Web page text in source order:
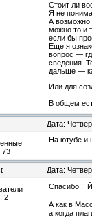
Стоит ли
Я не
А возможно
можно то и
если бы
Еще я
вопрос —
сведения.
дальше —
Или для
В общем
Дата:
73
На ютубе и
Дата:
2
Спасибо!!!
А как в
а когда